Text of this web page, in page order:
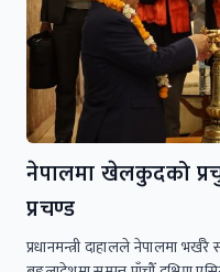
नेपालमा खेलकुदको
प्रचण्ड
प्रधानमन्त्री दाहालले नेपालमा